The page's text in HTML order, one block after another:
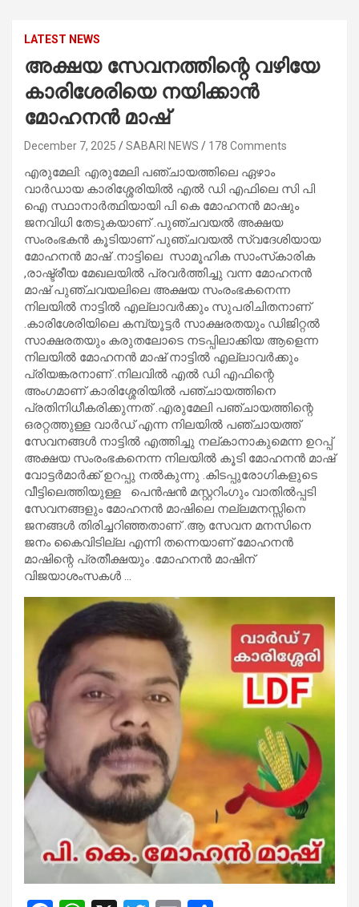
LATEST NEWS
അക്ഷയ സേവനത്തിന്റെ വഴിയേ
കാരിശേരിയെ നയിക്കാൻ
മോഹനൻ മാഷ്
December 7, 2025 SABARI NEWS 178 Comments
എരുമേലി: എരുമേലി പഞ്ചായത്തിലെ ഏഴാം
വാർഡായ കാരിശ്ശേരിയിൽ എൽ ഡി എഫിലെ സി പി
ഐ സ്ഥാനാർത്ഥിയായി പി കെ മോഹനൻ മാഷും
ജനവിധി തേടുകയാണ് .പുഞ്ചവയൽ അക്ഷയ
സംരംഭകൻ കൂടിയാണ് പുഞ്ചവയൽ സ്വദേശിയായ
മോഹനൻ മാഷ് .നാട്ടിലെ സാമൂഹിക സാംസ്‌കാരിക
,രാഷ്ട്രീയ മേഖലയിൽ പ്രവർത്തിച്ചു വന്ന മോഹനൻ
മാഷ് പുഞ്ചവയലിലെ അക്ഷയ സംരംഭകനെന്ന
നിലയിൽ നാട്ടിൽ എല്ലാവർക്കും സുപരിചിതനാണ്
.കാരിശേരിയിലെ കമ്പ്യൂട്ടർ സാക്ഷരതയും ഡിജിറ്റൽ
സാക്ഷരതയും കരുതലോടെ നടപ്പിലാക്കിയ ആളെന്ന
നിലയിൽ മോഹനൻ മാഷ് നാട്ടിൽ എല്ലാവർക്കും
പ്രിയങ്കരനാണ് .നിലവിൽ എൽ ഡി എഫിന്റെ
അംഗമാണ് കാരിശ്ശേരിയിൽ പഞ്ചായത്തിനെ
പ്രതിനിധീകരിക്കുന്നത് .എരുമേലി പഞ്ചായത്തിന്റെ
ഒരറ്റത്തുള്ള വാർഡ് എന്ന നിലയിൽ പഞ്ചായത്ത്
സേവനങ്ങൾ നാട്ടിൽ എത്തിച്ചു നല്കാനാകുമെന്ന ഉറപ്പ്
അക്ഷയ സംരംഭകനെന്ന നിലയിൽ കൂടി മോഹനൻ മാഷ്
വോട്ടർമാർക്ക് ഉറപ്പു നൽകുന്നു .കിടപ്പുരോഗികളുടെ
വീട്ടിലെത്തിയുള്ള പെൻഷൻ മസ്റ്ററിംഗും വാതിൽപ്പടി
സേവനങ്ങളും മോഹനൻ മാഷിലെ നല്ലമനസ്സിനെ
ജനങ്ങൾ തിരിച്ചറിഞ്ഞതാണ് .ആ സേവന മനസിനെ
ജനം കൈവിടില്ല എന്നി തന്നെയാണ് മോഹനൻ
മാഷിന്റെ പ്രതീക്ഷയും .മോഹനൻ മാഷിന്
വിജയാശംസകൾ …